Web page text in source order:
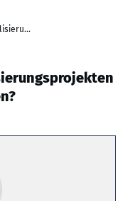
Finanzierung von Digitalisierungsprojekten – nicht ohne meine Banken?